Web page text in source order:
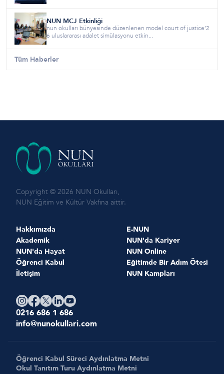
NUN MCJ Etkinliği
nun okulları bünyesinde düzenlenen model court of justice’2
6 uluslararası adalet simülasyonu etkin...
Tüm Haberler
Copyright © 2026 NUN Okulları,
NUN Eğitim ve Kültür Vakfına aittir.
Hakkımızda
Akademik
NUN'da Hayat
Öğrenci Kabul
İletişim
E-NUN
NUN'da Kariyer
NUN Online
Eğitimde Bir Adım Ötesi
NUN Kampları
0216 686 1 686
info@nunokullari.com
Öğrenci Kabul Süreci Aydınlatma Metni
Okul Tanıtım Turu Aydınlatma Metni